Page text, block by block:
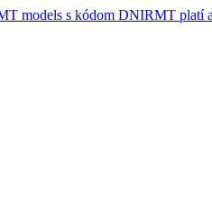
models s kódom DNIRMT platí